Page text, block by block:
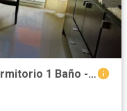
Departamento en alquiler - 1 Dormitorio 1 Baño - Palermo